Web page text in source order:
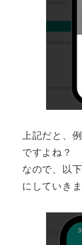
上記だと、
ですよね？
なので、以
にしていきま